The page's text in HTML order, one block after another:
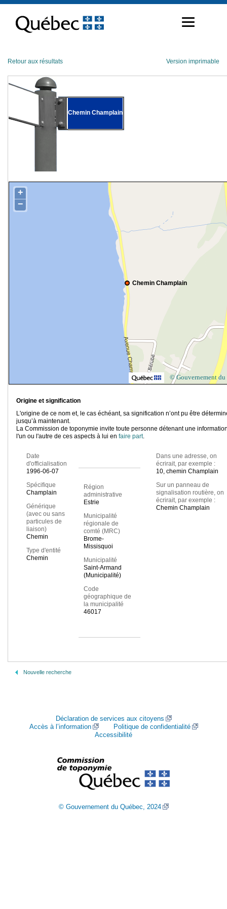
contenu
Retour aux résultats Version imprimable
Chemin Champlain
Chemin Champlain
+
−
© Gouvernement du
Origine et signification
L'origine de ce nom et, le cas échéant, sa signification n’ont pu être
jusqu’à maintenant.
La Commission de toponymie invite toute personne détenant une
l'un ou l'autre de ces aspects à lui en faire part.
Date
d'officialisation
1996-06-07
Spécifique
Champlain
Générique
(avec ou sans
particules de
liaison)
Chemin
Type d'entité
Chemin
Région
administrative
Estrie
Municipalité
régionale de
comté (MRC)
Brome-
Missisquoi
Municipalité
Saint-Armand
(Municipalité)
Code
géographique de
la municipalité
46017
Dans une adresse, on
écrirait, par exemple :
10, chemin Champlain
Sur un panneau de
signalisation routière, on
écrirait, par exemple :
Chemin Champlain
Nouvelle recherche
Déclaration de services aux citoyens
Accès à l’information
Politique de confidentialité
Accessibilité
© Gouvernement du Québec, 2024